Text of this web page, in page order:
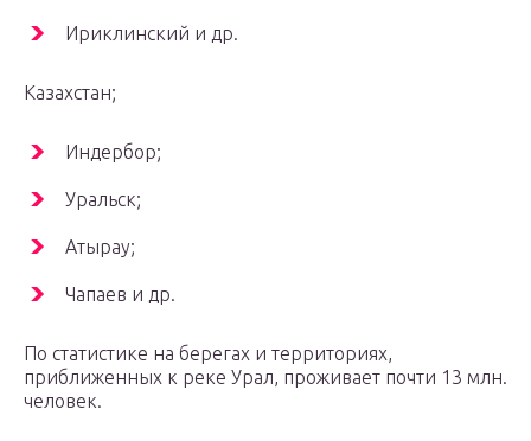
Ириклинский и др.
Казахстан;
Индербор;
Уральск;
Атырау;
Чапаев и др.
По статистике на берегах и территориях,
приближенных к реке Урал, проживает почти 13 млн.
человек.